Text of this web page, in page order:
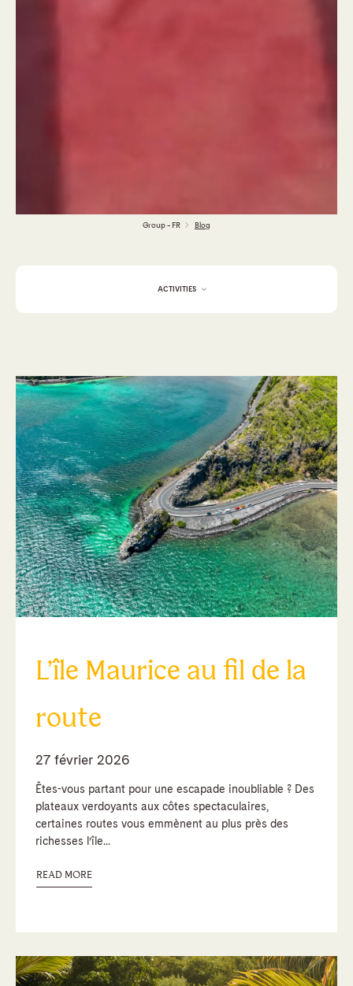
Group - FR Blog
L’île Maurice au fil de la
route
27 février 2026
Êtes-vous partant pour une escapade inoubliable ? Des
plateaux verdoyants aux côtes spectaculaires,
certaines routes vous emmènent au plus près des
richesses l’île...
READ MORE